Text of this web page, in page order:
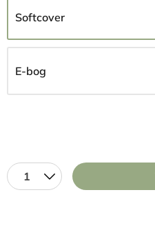
Softcover
E-bog
1